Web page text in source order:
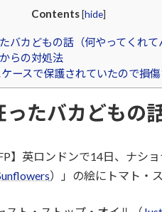
Contents [hide]
バカどもの話（何やってくれて
らの対処法
ースで保護されていたので損
たバカどもの
】英ロンドンで14日、ナシ
）」の絵にトマト・